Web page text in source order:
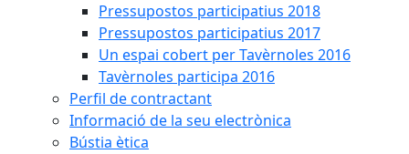
Pressupostos participatius 2018
Pressupostos participatius 2017
Un espai cobert per Tavèrnoles 2016
Tavèrnoles participa 2016
Perfil de contractant
Informació de la seu electrònica
Bústia ètica